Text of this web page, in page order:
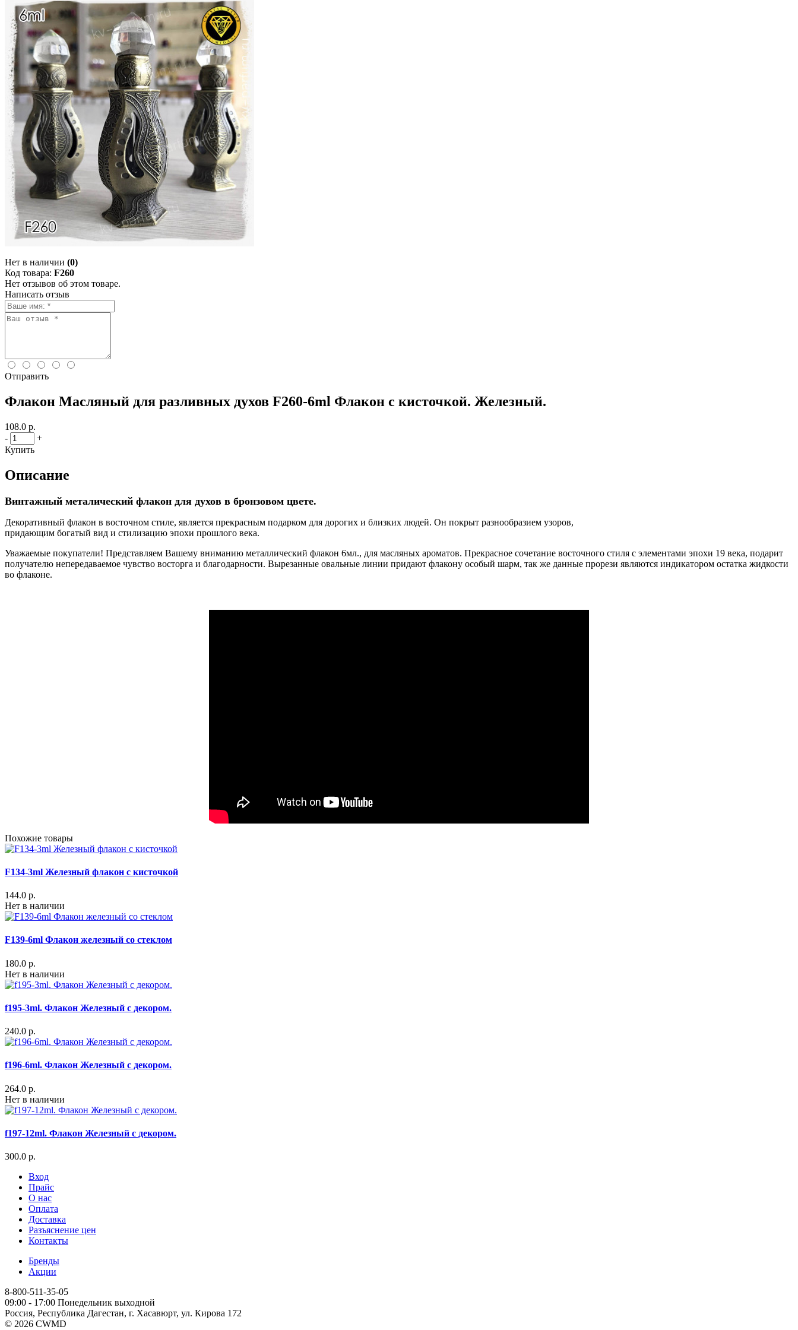
Нет в наличии (0)
Код товара: F260
Нет отзывов об этом товаре.
Написать отзыв
Отправить
Флакон Масляный для разливных духов F260-6ml Флакон с кисточкой. Железный.
108.0 р.
-
+
Купить
Описание
Винтажный металический флакон для духов в бронзовом цвете.
Декоративный флакон в восточном стиле, является прекрасным подарком для дорогих и близких людей. Он покрыт разнообразием узоров,
придающим богатый вид и стилизацию эпохи прошлого века.
Уважаемые покупатели! Представляем Вашему вниманию металлический флакон 6мл., для масляных ароматов. Прекрасное сочетание восточного стиля с элементами эпохи 19 века, подарит
получателю непередаваемое чувство восторга и благодарности. Вырезанные овальные линии придают флакону особый шарм, так же данные прорези являются индикатором остатка жидкости
во флаконе.
Похожие товары
F134-3ml Железный флакон с кисточкой
144.0 р.
Нет в наличии
F139-6ml Флакон железный со стеклом
180.0 р.
Нет в наличии
f195-3ml. Флакон Железный с декором.
240.0 р.
f196-6ml. Флакон Железный с декором.
264.0 р.
Нет в наличии
f197-12ml. Флакон Железный с декором.
300.0 р.
Вход
Прайс
О нас
Оплата
Доставка
Разъяснение цен
Контакты
Бренды
Акции
8-800-511-35-05
09:00 - 17:00 Понедельник выходной
Россия, Республика Дагестан, г. Хасавюрт, ул. Кирова 172
© 2026 CWMD